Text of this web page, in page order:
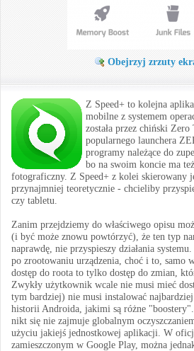
Obejrzyj zrzuty
Z Speed+ to kolejna
mobilne z systemem
została przez chiński
popularnego launchera
programy należące do
bo na swoim koncie ma
fotograficzny. Z Speed+ z kolei skierowany
przynajmniej teoretycznie - chcieliby
czy tabletu.
Zanim przejdziemy do właściwego opisu
(i być może znowu powtórzyć), że ten typ
naprawdę, nie przyspieszy działania
po zrootowaniu urządzenia, choć i to, samo
dostęp do roota to tylko dostęp do zmian,
Zwykły użytkownik wcale nie musi mieć
tym bardziej) nie musi instalować
historii Androida, jakimi są różne
nikt się nie zajmuje globalnym
użyciu jakiejś jednostkowej aplikacji. W
zamieszczonym w Google Play, można